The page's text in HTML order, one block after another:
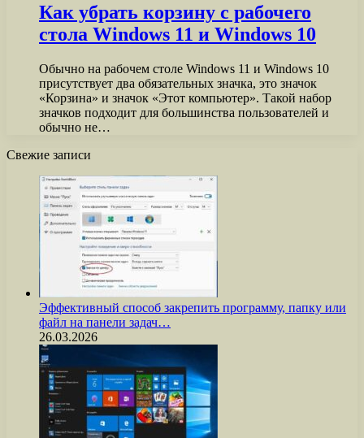
Как убрать корзину с рабочего
стола Windows 11 и Windows 10
Обычно на рабочем столе Windows 11 и Windows 10
присутствует два обязательных значка, это значок
«Корзина» и значок «Этот компьютер». Такой набор
значков подходит для большинства пользователей и
обычно не…
Свежие записи
Эффективный способ закрепить программу, папку или
файл на панели задач…
26.03.2026